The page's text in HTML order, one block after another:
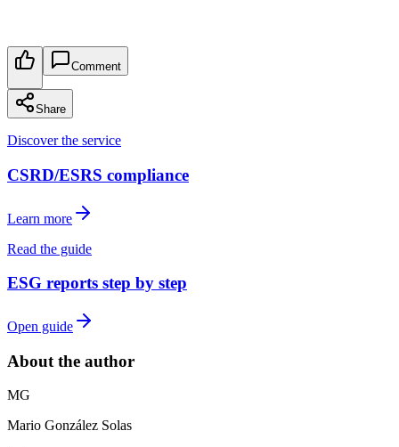
Comment
Share
Discover the service
CSRD/ESRS compliance
Learn more
Read the guide
ESG reports step by step
Open guide
About the author
MG
Mario González Solas